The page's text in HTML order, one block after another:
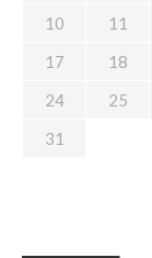
10
11
17
18
24
25
31